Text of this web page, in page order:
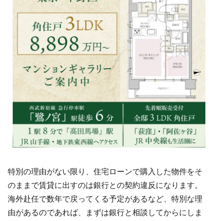
特別の理由がない限り、住宅ローンで購入した物件をそ
のままで賃貸に出すのは銀行との契約違反になります。
海外赴任で数年で戻ってくる予定があるなど、特別な理
由があるのであれば、まずは銀行と相談してからにしま